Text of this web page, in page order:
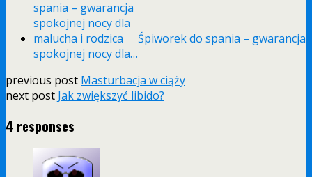
Śpiworek do spania – gwarancja
spokojnej nocy dla…
previous post Masturbacja w ciąży
next post Jak zwiększyć libido?
4 responses